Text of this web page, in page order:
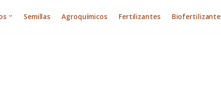
Semillas Agroquímicos Fertilizantes